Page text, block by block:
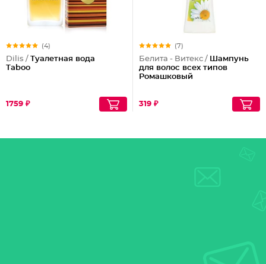
(4)
Dilis / Туалетная вода
Taboo
1759 ₽
(7)
Белита - Витекс / Шампунь
для волос всех типов
Ромашковый
319 ₽